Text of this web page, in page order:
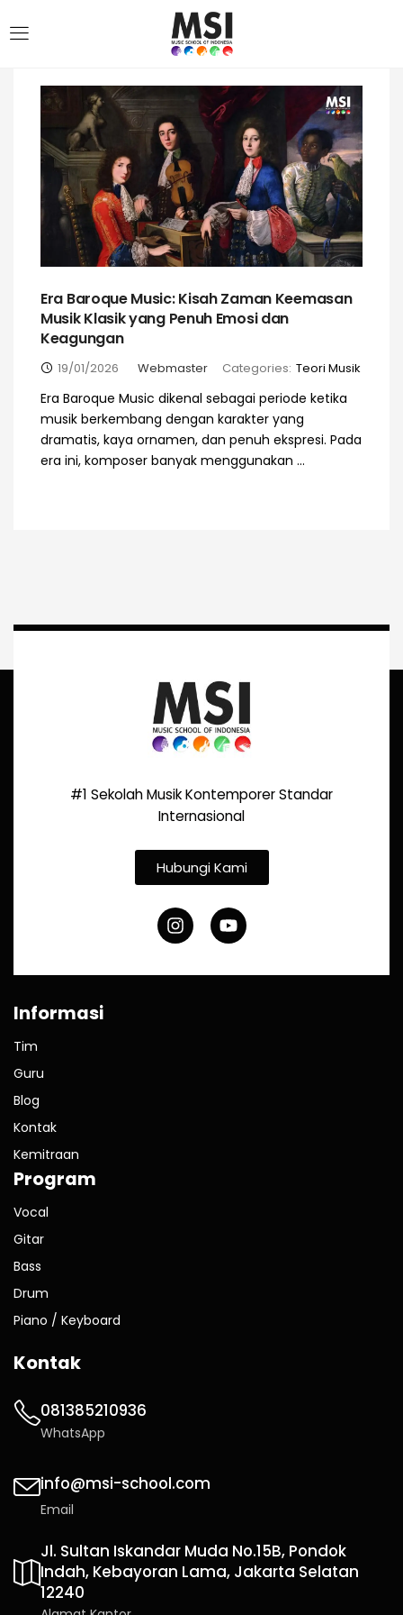
Era Baroque Music: Kisah Zaman Keemasan
Musik Klasik yang Penuh Emosi dan
Keagungan
19/01/2026 Webmaster Categories: Teori Musik
Era Baroque Music dikenal sebagai periode ketika
musik berkembang dengan karakter yang
dramatis, kaya ornamen, dan penuh ekspresi. Pada
era ini, komposer banyak menggunakan ...
#1 Sekolah Musik Kontemporer Standar
Internasional
Hubungi Kami
Informasi
Tim
Guru
Blog
Kontak
Kemitraan
Program
Vocal
Gitar
Bass
Drum
Piano / Keyboard
Kontak
081385210936
WhatsApp
info@msi-school.com
Email
Jl. Sultan Iskandar Muda No.15B, Pondok
Indah, Kebayoran Lama, Jakarta Selatan
12240